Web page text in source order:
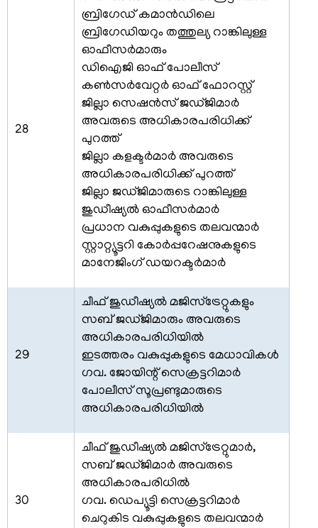
സമാശ്വാസ
തൊഴില്‍ദാന
ടെലിഫോണ്‍
ഡയറക്ടറി
എംപ്ലോയീസ്
കോർണർ
വിവരങ്ങൾ
സര്‍ക്കാര്‍
ഉത്തരവുകള്‍
സര്‍ക്കാര്‍
ഓണ്‍ലൈന്‍
ഹൗസ്
28
ബ്രിഗേഡ് കമാന്‍ഡിലെ
ബ്രിഗേഡിയറും തത്തുല്യ റാങ്കിലുള്ള
ഓഫീസര്‍മാരും
ഡിഐജി ഓഫ് പോലീസ്
കണ്‍സര്‍വേറ്റര്‍ ഓഫ് ഫോറസ്റ്റ്
ജില്ലാ സെഷന്‍സ് ജഡ്ജിമാര്‍
അവരുടെ അധികാരപരിധിക്ക്
പുറത്ത്
ജില്ലാ കളക്ടര്‍മാര്‍ അവരുടെ
അധികാരപരിധിക്ക് പുറത്ത്
ജില്ലാ ജഡ്ജിമാരുടെ റാങ്കിലുള്ള
ജുഡീഷ്യല്‍ ഓഫീസര്‍മാര്‍
പ്രധാന വകുപ്പുകളുടെ തലവന്മാര്‍
സ്റ്റാറ്റ്യൂട്ടറി കോര്‍പ്പറേഷനുകളുടെ
മാനേജിംഗ് ഡയറക്ടര്‍മാര്‍
29
ചീഫ് ജുഡീഷ്യല്‍ മജിസ്ട്രേറ്റുകളും
സബ് ജഡ്ജിമാരും അവരുടെ
അധികാരപരിധിയില്‍
ഇടത്തരം വകുപ്പുകളുടെ മേധാവികള്‍
ഗവ. ജോയിന്റ് സെക്രട്ടറിമാര്‍
പോലീസ് സൂപ്രണ്ടുമാരുടെ
അധികാരപരിധിയില്‍
30
ചീഫ് ജുഡീഷ്യല്‍ മജിസ്ട്രേറ്റുമാര്‍,
സബ് ജഡ്ജിമാര്‍ അവരുടെ
അധികാരപരിധില്‍
ഗവ. ഡെപ്യൂട്ടി സെക്രട്ടറിമാര്‍
ചെറുകിട വകുപ്പുകളുടെ തലവന്മാര്‍